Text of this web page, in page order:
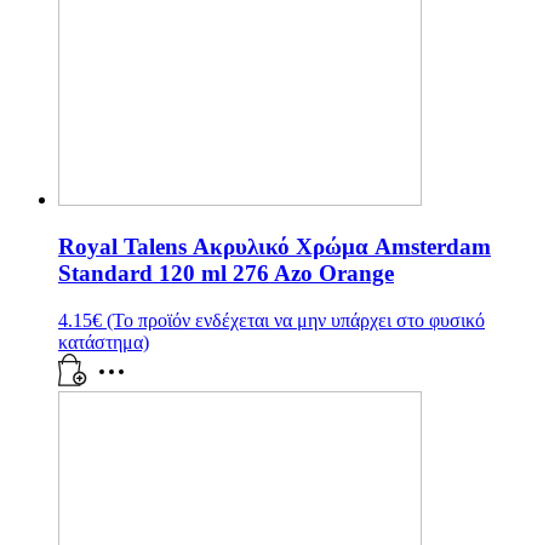
Royal Talens Ακρυλικό Χρώμα Amsterdam
Standard 120 ml 276 Azo Orange
4.15€ (Το προϊόν ενδέχεται να μην υπάρχει στο φυσικό
κατάστημα)